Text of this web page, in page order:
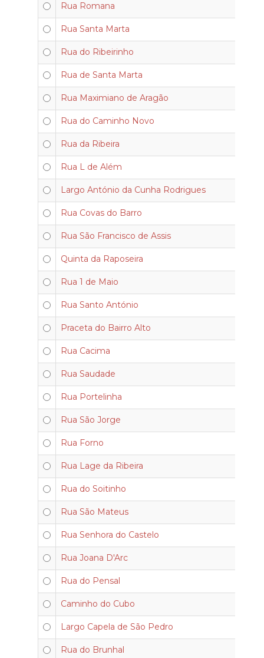
Rua Romana
Rua Santa Marta
Rua do Ribeirinho
Rua de Santa Marta
Rua Maximiano de Aragão
Rua do Caminho Novo
Rua da Ribeira
Rua L de Além
Largo António da Cunha Rodrigues
Rua Covas do Barro
Rua São Francisco de Assis
Quinta da Raposeira
Rua 1 de Maio
Rua Santo António
Praceta do Bairro Alto
Rua Cacima
Rua Saudade
Rua Portelinha
Rua São Jorge
Rua Forno
Rua Lage da Ribeira
Rua do Soitinho
Rua São Mateus
Rua Senhora do Castelo
Rua Joana D'Arc
Rua do Pensal
Caminho do Cubo
Largo Capela de São Pedro
Rua do Brunhal